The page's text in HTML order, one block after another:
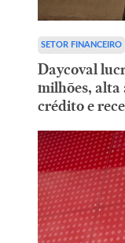
SETOR FINANCEIRO
Daycoval
milhões, alta
crédito e